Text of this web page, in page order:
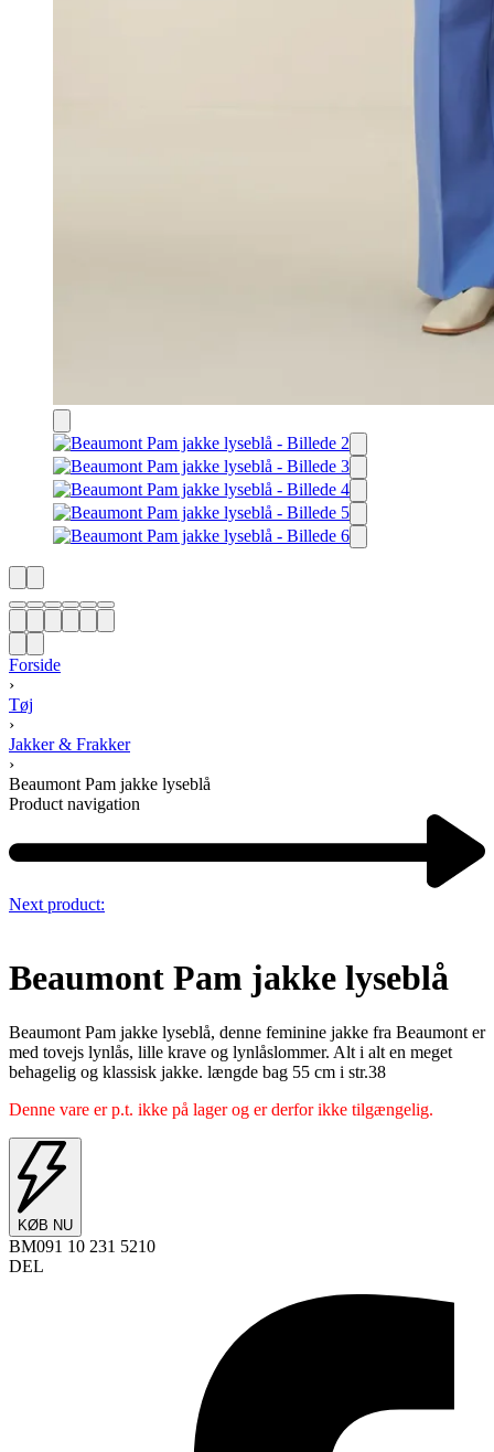
Forside
›
Tøj
›
Jakker & Frakker
›
Beaumont Pam jakke lyseblå
Product navigation
Next product:
Beaumont Pam jakke lyseblå
Beaumont Pam jakke lyseblå, denne feminine jakke fra Beaumont er
med tovejs lynlås, lille krave og lynlåslommer. Alt i alt en meget
behagelig og klassisk jakke. længde bag 55 cm i str.38
Denne vare er p.t. ikke på lager og er derfor ikke tilgængelig.
KØB NU
BM091 10 231 5210
DEL